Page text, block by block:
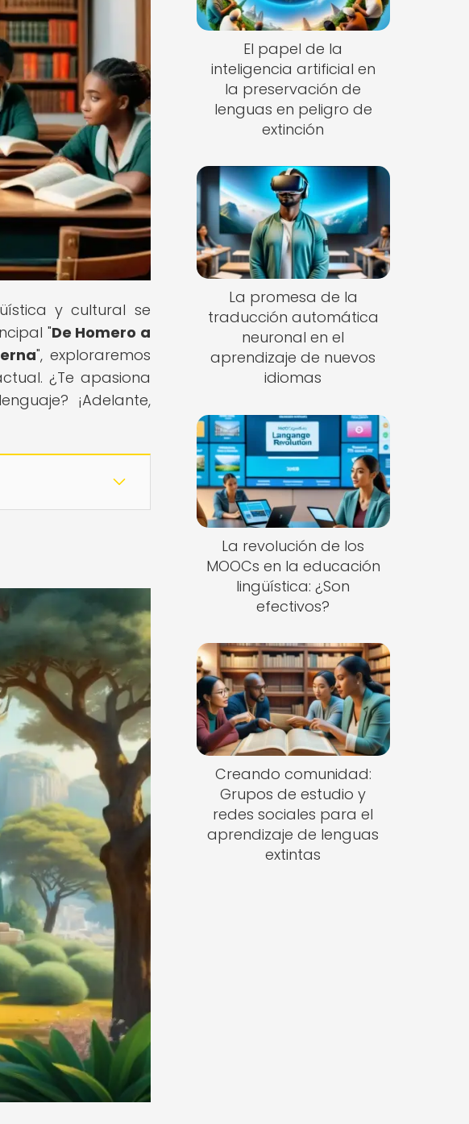
y cultural se
"De Homero a
", exploraremos
¿Te apasiona
¡Adelante,
El papel de la
inteligencia artificial en
la preservación de
lenguas en peligro de
extinción
La promesa de la
traducción automática
neuronal en el
aprendizaje de nuevos
idiomas
La revolución de los
MOOCs en la educación
lingüística: ¿Son
efectivos?
Creando comunidad:
Grupos de estudio y
redes sociales para el
aprendizaje de lenguas
extintas